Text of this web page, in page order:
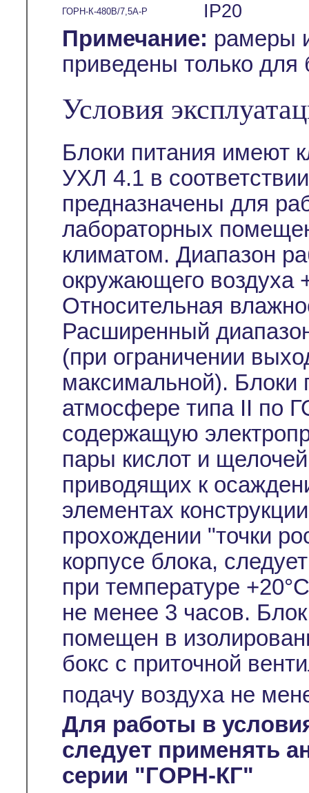
ГОРН-К-480В/7,5А-Р IP20
Примечание: рамеры
приведены только для
Условия
Блоки питания имеют
УХЛ 4.1 в
предназначены для
лабораторных
климатом. Диапазон
окружающего воздуха
Относительная
Расширенный
(при ограничении
максимальной). Блоки
атмосфере типа II по
содержащую
пары кислот и
приводящих к
элементах
прохождении "точки
корпусе блока,
при температуре
не менее 3 часов.
помещен в
бокс с приточной
подачу воздуха не
Для работы в
следует применять
серии "ГОРН-КГ"